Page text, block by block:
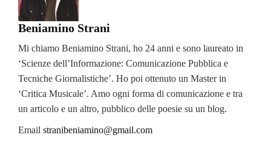
Beniamino Strani
Mi chiamo Beniamino Strani, ho 24 anni e sono laureato in
‘Scienze dell’Informazione: Comunicazione Pubblica e
Tecniche Giornalistiche’. Ho poi ottenuto un Master in
‘Critica Musicale’. Amo ogni forma di comunicazione e tra
un articolo e un altro, pubblico delle poesie su un blog.
Email stranibeniamino@gmail.com